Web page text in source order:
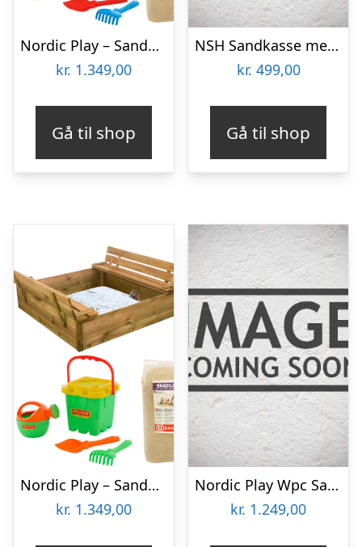
Nordic Play – Sandkasse med bænk & låg 120×120 cm, m. 240 kg sand, blåt sandlegetøjssæt
kr. 1.349,00
Gå til shop
NSH Sandkasse med bænk og låg 120 x 120 cm
kr. 499,00
Gå til shop
Nordic Play – Sandkasse med bænk & låg, med 240 kg sand og grønt strandsæt
kr. 1.349,00
Nordic Play Wpc Sandkasse 120×120 Cm Excl. Låg
kr. 1.249,00